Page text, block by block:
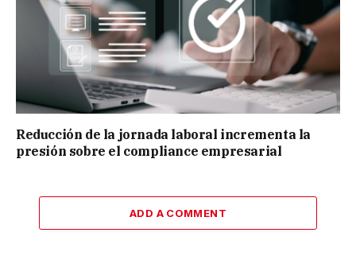
Reducción de la jornada laboral incrementa la
presión sobre el compliance empresarial
ADD A COMMENT